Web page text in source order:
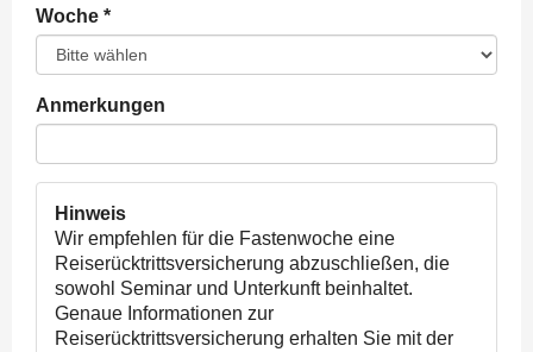
Woche *
Anmerkungen
Hinweis
Wir empfehlen für die Fastenwoche eine
Reiserücktrittsversicherung abzuschließen, die
sowohl Seminar und Unterkunft beinhaltet.
Genaue Informationen zur
Reiserücktrittsversicherung erhalten Sie mit der